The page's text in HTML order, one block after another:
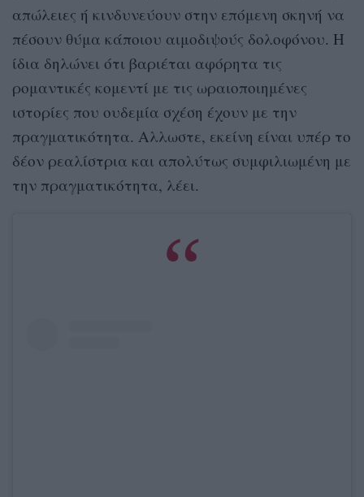
απώλειες ή κινδυνεύουν στην επόμενη σκηνή να
πέσουν θύμα κάποιου αιμοδιψούς δολοφόνου. Η
ίδια δηλώνει ότι βαριέται αφόρητα τις
ρομαντικές κομεντί με τις ωραιοποιημένες
ιστορίες που ουδεμία σχέση έχουν με την
πραγματικότητα. Αλλωστε, εκείνη είναι υπέρ το
δέον ρεαλίστρια και απολύτως συμφιλιωμένη με
την πραγματικότητα, λέει.